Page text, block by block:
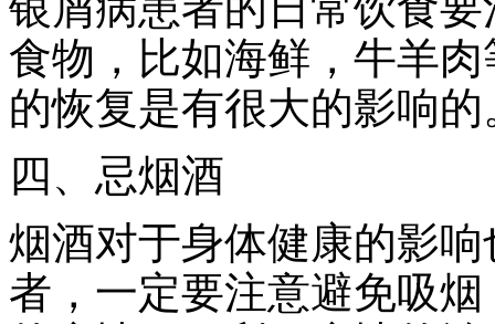
食物，比如海鲜，牛羊
的恢复是有很大的影响的
四、忌烟酒
烟酒对于身体健康的影
者，一定要注意避免吸